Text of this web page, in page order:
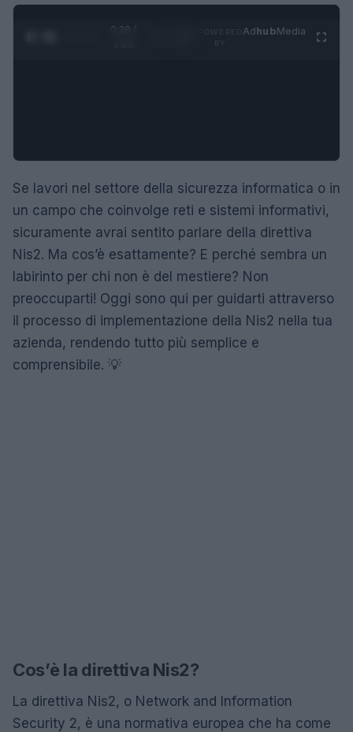
0:29 /
AdhubMedia
Se lavori nel settore della sicurezza informatica o in
un campo che coinvolge reti e sistemi informativi,
sicuramente avrai sentito parlare della direttiva
Nis2. Ma cos’è esattamente? E perché sembra un
labirinto per chi non è del mestiere? Non
preoccuparti! Oggi sono qui per guidarti attraverso
il processo di implementazione della Nis2 nella tua
azienda, rendendo tutto più semplice e
comprensibile. 💡
Cos’è la direttiva Nis2?
La direttiva Nis2, o Network and Information
Security 2, è una normativa europea che ha come